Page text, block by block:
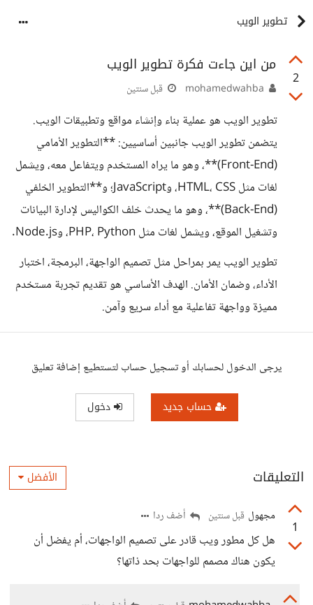
تطوير الويب
2
من اين جاءت فكرة تطوير الويب
قبل سنتين
تطوير الويب هو عملية بناء وإنشاء مواقع وتطبيقات الويب.
يتضمن تطوير الويب جانبين أساسيين: **التطوير الأمامي
(Front-End)**، وهو ما يراه المستخدم ويتفاعل معه، ويشمل
لغات مثل HTML، CSS، وJavaScript؛ و**التطوير الخلفي
(Back-End)**، وهو ما يحدث خلف الكواليس لإدارة البيانات
وتشغيل الموقع، ويشمل لغات مثل PHP، Python، وNode.js.
تطوير الويب يمر بمراحل مثل تصميم الواجهة، البرمجة، اختبار
الأداء، وضمان الأمان. الهدف الأساسي هو تقديم تجربة مستخدم
مميزة وواجهة تفاعلية مع أداء سريع وآمن.
يرجى الدخول لحسابك أو تسجيل حساب لتستطيع إضافة تعليق
حساب جديد دخول
التعليقات الأفضل
1
مجهول قبل سنتين أضف ردا
هل كل مطور ويب قادر على تصميم الواجهات، أم يفضل أن
يكون هناك مصمم للواجهات بحد ذاتها؟